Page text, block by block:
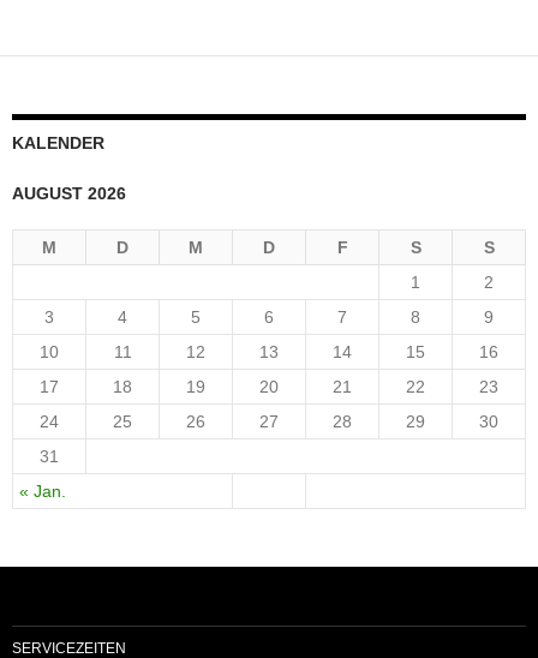
KALENDER
AUGUST 2026
M D M D F S S
« Jan.
1
2
3
4 5 6 7 8
9
10
11 12 13 14 15
16
17
18 19 20 21 22
23
24
25 26 27 28 29
30
31
SERVICEZEITEN